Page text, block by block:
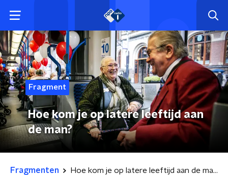
Fragment
Hoe kom je op latere leeftijd aan
de man?
Fragmenten Hoe kom je op latere leeftijd aan de man?